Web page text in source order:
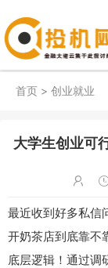
首页 > 创业就业
大学生创业可
最近收到好多私信
开奶茶店到底靠不
底层逻辑！通过